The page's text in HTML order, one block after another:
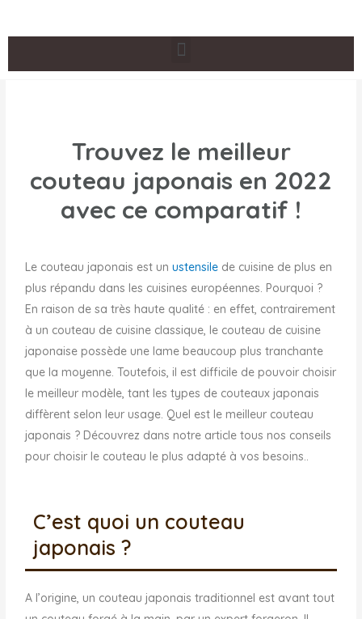
Trouvez le meilleur
couteau japonais en 2022
avec ce comparatif !
Le couteau japonais est unustensile de cuisine de plus en
plus répandu dans les cuisines européennes. Pourquoi ?
En raison de sa très haute qualité : en effet, contrairement
à un couteau de cuisine classique, le couteau de cuisine
japonaise possède une lame beaucoup plus tranchante
que la moyenne. Toutefois, il est difficile de pouvoir choisir
le meilleur modèle, tant les types de couteaux japonais
diffèrent selon leur usage. Quel est le meilleur couteau
japonais ? Découvrez dans notre article tous nos conseils
pour choisir le couteau le plus adapté à vos besoins..
C’est quoi un couteau
japonais ?
A l’origine, un couteau japonais traditionnel est avant tout